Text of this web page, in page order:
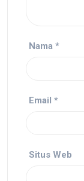
Nama *
Email *
Situs Web